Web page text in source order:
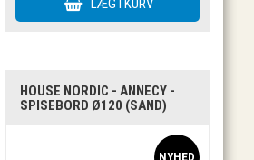
HOUSE NORDIC - ANNECY -
SPISEBORD Ø120 (SAND)